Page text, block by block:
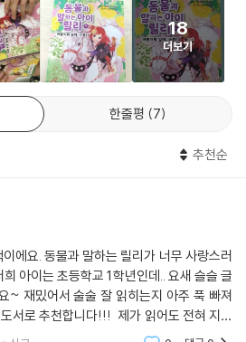
관계에 있어서도 우정과 믿음이 무엇보다
다.
른 특별함을 가지고 있다. 아이들은 대부
부끄러워하고 숨기고 싶어 한다. 공동체 생
불편함을 주는 경우가 훨씬 많기 때문이다.
험을 한 적이 있는지’와 같은 질문을 자연스
는 사실을 말해 준다.
리즈는 현재 열세 권이 나와 있으며 새로운
동물들과 우정을 나누는 따뜻하고 유쾌한
덕적인 용기, 남과 다른 나, 두려움 극복 등
18
더보기
한줄평 7
추천순
에요. 동물과 말하는 릴리가 너무 사랑스러
~ 재밌어서 술술 잘 읽히는지 아주 푹 빠져
서로 추천합니다!!! 제가 읽어도 전혀 지루